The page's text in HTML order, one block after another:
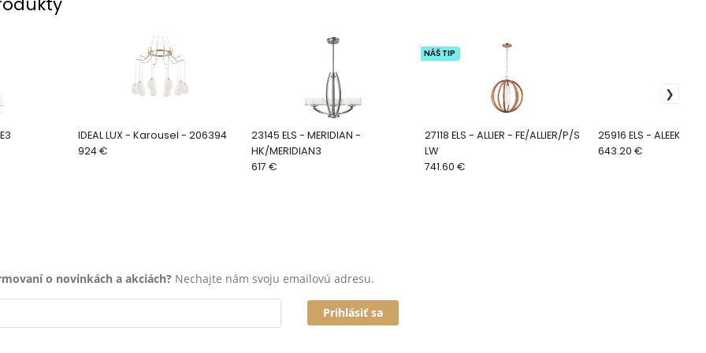
IDEAL LUX - Karousel - 206394
924 €
23145 ELS - MERIDIAN -
HK/MERIDIAN3
617 €
27118 ELS - ALLIER - FE/ALLIER/P/S
LW
NÁŠ TIP
741.60 €
25916 ELS - ALEEKA -
643.20 €
o novinkách a akciách? Nechajte nám svoju emailovú adresu.
Prihlásiť sa